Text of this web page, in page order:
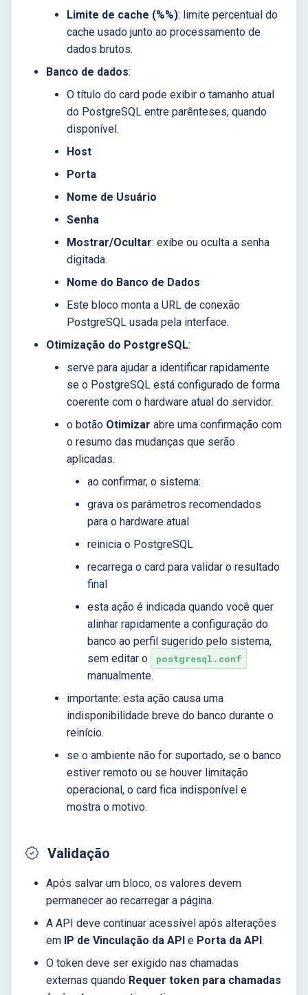
Limite de cache (%%): limite percentual do
cache usado junto ao processamento de
dados brutos.
Banco de dados:
O título do card pode exibir o tamanho atual
do PostgreSQL entre parênteses, quando
disponível.
Host
Porta
Nome de Usuário
Senha
Mostrar/Ocultar: exibe ou oculta a senha
digitada.
Nome do Banco de Dados
Este bloco monta a URL de conexão
PostgreSQL usada pela interface.
Otimização do PostgreSQL:
serve para ajudar a identificar rapidamente
se o PostgreSQL está configurado de forma
coerente com o hardware atual do servidor.
o botão Otimizar abre uma confirmação com
o resumo das mudanças que serão
aplicadas.
ao confirmar, o sistema:
grava os parâmetros recomendados
para o hardware atual
reinicia o PostgreSQL
recarrega o card para validar o resultado
final
esta ação é indicada quando você quer
alinhar rapidamente a configuração do
banco ao perfil sugerido pelo sistema,
sem editar o
postgresql.conf
manualmente.
importante: esta ação causa uma
indisponibilidade breve do banco durante o
reinício.
se o ambiente não for suportado, se o banco
estiver remoto ou se houver limitação
operacional, o card fica indisponível e
mostra o motivo.
Validação
Após salvar um bloco, os valores devem
permanecer ao recarregar a página.
A API deve continuar acessível após alterações
em IP de Vinculação da API e Porta da API.
O token deve ser exigido nas chamadas
externas quando Requer token para chamadas